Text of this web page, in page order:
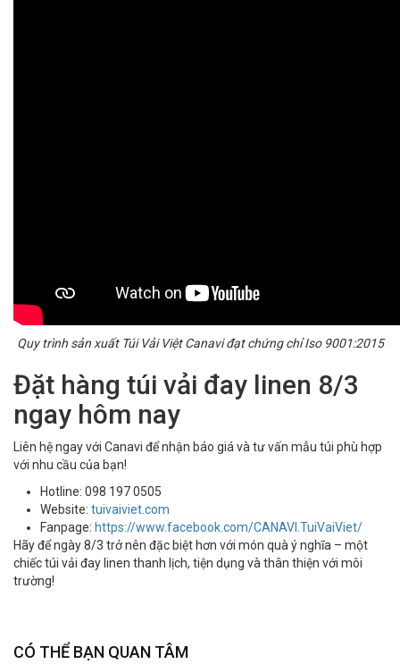
Quy trình sản xuất Túi Vải Việt Canavi đạt chứng chỉ Iso 9001:2015
Đặt hàng túi vải đay linen 8/3
ngay hôm nay
Liên hệ ngay với Canavi để nhận báo giá và tư vấn mẫu túi phù hợp
với nhu cầu của bạn!
Hotline: 098 197 0505
Website: tuivaiviet.com
Fanpage: https://www.facebook.com/CANAVI.TuiVaiViet/
Hãy để ngày 8/3 trở nên đặc biệt hơn với món quà ý nghĩa – một
chiếc túi vải đay linen thanh lịch, tiện dụng và thân thiện với môi
trường!
CÓ THỂ BẠN QUAN TÂM